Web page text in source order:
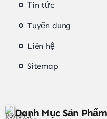
Tin tức
Tuyển dụng
Liên hệ
Sitemap
Danh Mục Sản Phẩm